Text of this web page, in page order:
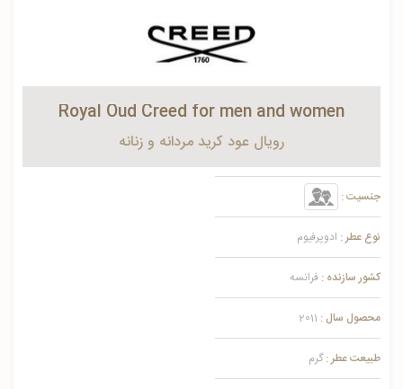
Royal Oud Creed for men and women
رویال عود کرید مردانه و زنانه
جنسیت :
نوع عطر : ادوپرفیوم
کشور سازنده : فرانسه
محصول سال : 2011
طبیعت عطر : گرم